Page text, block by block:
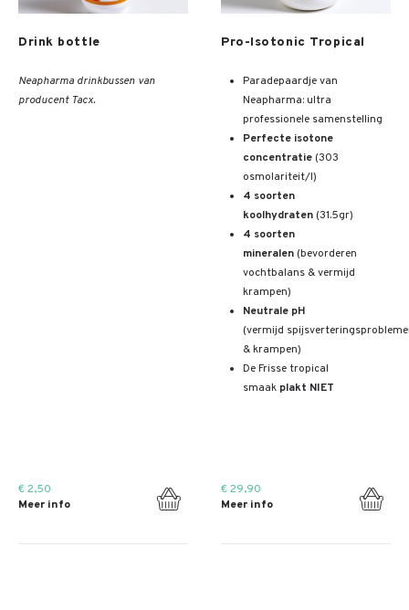
Drink bottle
Neapharma drinkbussen van
producent Tacx.
€ 2,50
Meer info
Pro-Isotonic Tropical
Paradepaardje van
Neapharma: ultra
professionele samenstelling
Perfecte isotone
concentratie (303
osmolariteit/l)
4 soorten
koolhydraten (31.5gr)
4 soorten
mineralen (bevorderen
vochtbalans & vermijd
krampen)
Neutrale pH
(vermijd
& krampen)
De Frisse tropical
smaak plakt NIET
€ 29,90
Meer info